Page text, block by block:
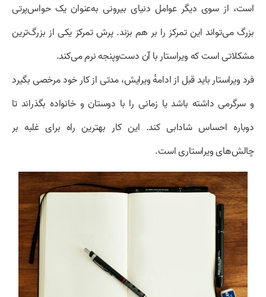
است، از سوی دیگر عوامل دنیای بیرونی به‌عنوان یک حواس‌پرتی
بزرگ می‌تواند این تمرکز را بر هم بزند. پرش تمرکز یکی از بزرگ‌ترین
مشکلاتی است که ویراستار با آن دست‌وپنجه نرم می‌کند.
فرد ویراستار باید قبل از ادامهٔ ویرایش، مدتی از کار خود مرخصی بگیرد
و سرگرمی داشته باشد یا زمانی را با دوستان و خانواده بگذراند تا
دوباره احساس شادابی کند. این کار بهترین راه برای غلبه بر
چالش‌های ویراستاری است.